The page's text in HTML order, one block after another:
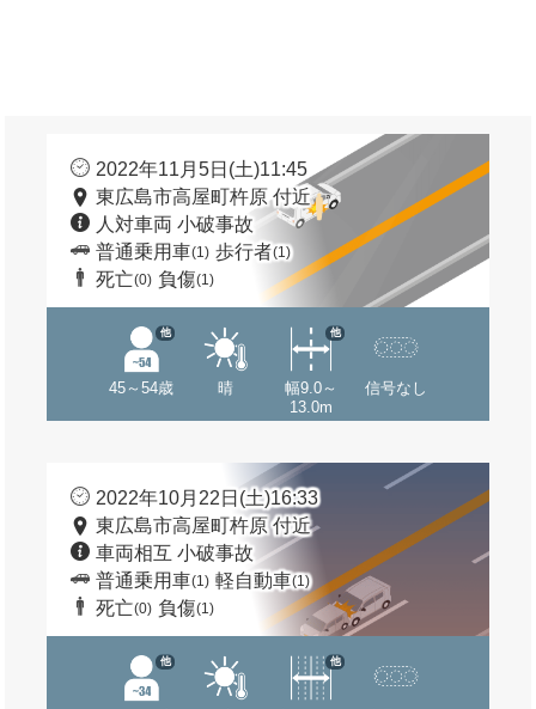
2022年11月5日(土)11:45
東広島市高屋町杵原 付近
人対車両 小破事故
普通乗用車(1) 歩行者(1)
死亡(0) 負傷(1)
45～54歳
他
晴
幅9.0～
13.0m
他
信号なし
2022年10月22日(土)16:33
東広島市高屋町杵原 付近
車両相互 小破事故
普通乗用車(1) 軽自動車(1)
死亡(0) 負傷(1)
他 他